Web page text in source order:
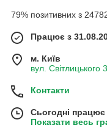
79% позитивних з 24782
Працює з
м. Київ
вул. Світлицького
Контакти
Сьогодні
Показати весь